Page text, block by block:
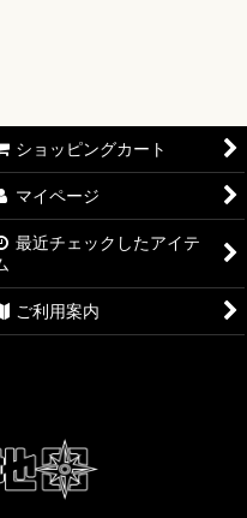
ク 神の島の冒険【OP-
スター EGGHEAD
ク 蒼海の七傑【OP-14】
ター ONE PIECE
ク 受け継がれる意志
ショッピングカート
マイページ
最近チェックしたアイテ
ご利用案内